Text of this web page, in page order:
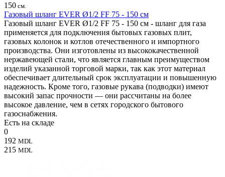
150 см.
Газовый шланг EVER Ø1/2 FF 75 - 150 см
Газовый шланг EVER Ø1/2 FF 75 - 150 см - шланг для газа
применяется для подключения бытовых газовых плит,
газовых колонок и котлов отечественного и импортного
производства. Они изготовлены из высококачественной
нержавеющей стали, что является главным преимуществом
изделий указанной торговой марки, так как этот материал
обеспечивает длительный срок эксплуатации и повышенную
надежность. Кроме того, газовые рукава (подводки) имеют
высокий запас прочности — они рассчитаны на более
высокое давление, чем в сетях городского бытового
газоснабжения.
Есть на складе
0
192 MDL
215 MDL